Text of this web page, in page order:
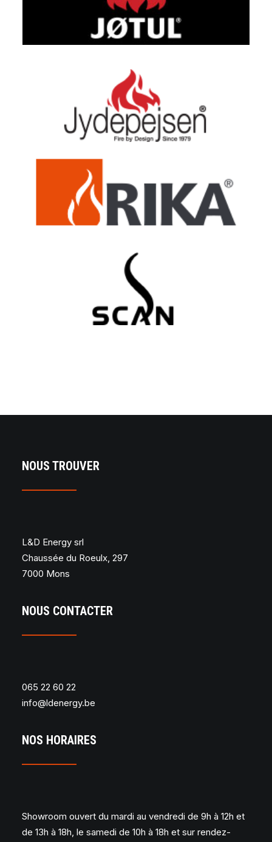
NOUS TROUVER
L&D Energy srl
Chaussée du Roeulx, 297
7000 Mons
NOUS CONTACTER
065 22 60 22
info@ldenergy.be
NOS HORAIRES
Showroom ouvert du mardi au vendredi de 9h à 12h et
de 13h à 18h, le samedi de 10h à 18h et sur rendez-